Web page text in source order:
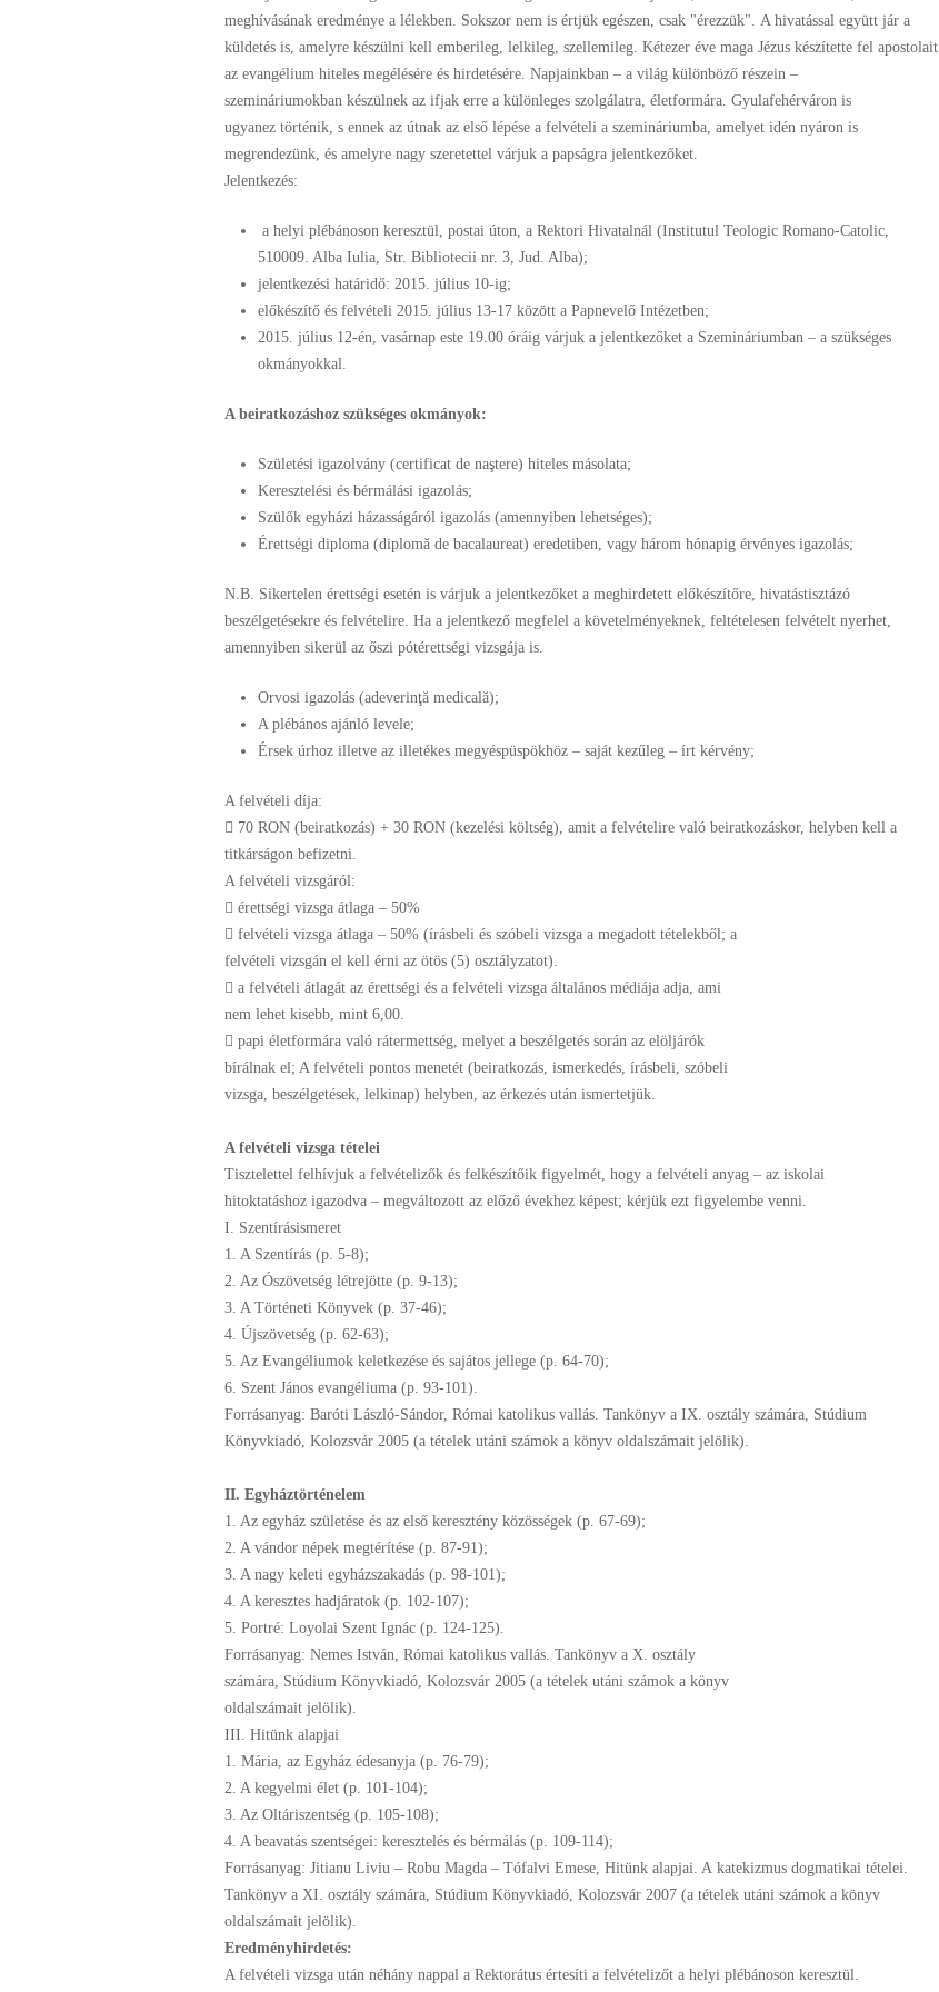
meghívásának eredménye a lélekben. Sokszor nem is értjük egészen, csak "érezzük". A hivatással együtt jár a
küldetés is, amelyre készülni kell emberileg, lelkileg, szellemileg. Kétezer éve maga Jézus készítette fel apostolait
az evangélium hiteles megélésére és hirdetésére. Napjainkban – a világ különböző részein –
szemináriumokban készülnek az ifjak erre a különleges szolgálatra, életformára. Gyulafehérváron is
ugyanez történik, s ennek az útnak az első lépése a felvételi a szemináriumba, amelyet idén nyáron is
megrendezünk, és amelyre nagy szeretettel várjuk a papságra jelentkezőket.
Jelentkezés:
a helyi plébánoson keresztül, postai úton, a Rektori Hivatalnál (Institutul Teologic Romano-Catolic,
510009. Alba Iulia, Str. Bibliotecii nr. 3, Jud. Alba);
jelentkezési határidő: 2015. július 10-ig;
előkészítő és felvételi 2015. július 13-17 között a Papnevelő Intézetben;
2015. július 12-én, vasárnap este 19.00 óráig várjuk a jelentkezőket a Szemináriumban – a szükséges
okmányokkal.
A beiratkozáshoz szükséges okmányok:
Születési igazolvány (certificat de naştere) hiteles másolata;
Keresztelési és bérmálási igazolás;
Szülők egyházi házasságáról igazolás (amennyiben lehetséges);
Érettségi diploma (diplomă de bacalaureat) eredetiben, vagy három hónapig érvényes igazolás;
N.B. Sikertelen érettségi esetén is várjuk a jelentkezőket a meghirdetett előkészítőre, hivatástisztázó
beszélgetésekre és felvételire. Ha a jelentkező megfelel a követelményeknek, feltételesen felvételt nyerhet,
amennyiben sikerül az őszi pótérettségi vizsgája is.
Orvosi igazolás (adeverinţă medicală);
A plébános ajánló levele;
Érsek úrhoz illetve az illetékes megyéspüspökhöz – saját kezűleg – írt kérvény;
A felvételi díja:
 70 RON (beiratkozás) + 30 RON (kezelési költség), amit a felvételire való beiratkozáskor, helyben kell a
titkárságon befizetni.
A felvételi vizsgáról:
 érettségi vizsga átlaga – 50%
 felvételi vizsga átlaga – 50% (írásbeli és szóbeli vizsga a megadott tételekből; a
felvételi vizsgán el kell érni az ötös (5) osztályzatot).
 a felvételi átlagát az érettségi és a felvételi vizsga általános médiája adja, ami
nem lehet kisebb, mint 6,00.
 papi életformára való rátermettség, melyet a beszélgetés során az elöljárók
bírálnak el; A felvételi pontos menetét (beiratkozás, ismerkedés, írásbeli, szóbeli
vizsga, beszélgetések, lelkinap) helyben, az érkezés után ismertetjük.
A felvételi vizsga tételei
Tisztelettel felhívjuk a felvételizők és felkészítőik figyelmét, hogy a felvételi anyag – az iskolai
hitoktatáshoz igazodva – megváltozott az előző évekhez képest; kérjük ezt figyelembe venni.
I. Szentírásismeret
1. A Szentírás (p. 5-8);
2. Az Ószövetség létrejötte (p. 9-13);
3. A Történeti Könyvek (p. 37-46);
4. Újszövetség (p. 62-63);
5. Az Evangéliumok keletkezése és sajátos jellege (p. 64-70);
6. Szent János evangéliuma (p. 93-101).
Forrásanyag: Baróti László-Sándor, Római katolikus vallás. Tankönyv a IX. osztály számára, Stúdium
Könyvkiadó, Kolozsvár 2005 (a tételek utáni számok a könyv oldalszámait jelölik).
II. Egyháztörténelem
1. Az egyház születése és az első keresztény közösségek (p. 67-69);
2. A vándor népek megtérítése (p. 87-91);
3. A nagy keleti egyházszakadás (p. 98-101);
4. A keresztes hadjáratok (p. 102-107);
5. Portré: Loyolai Szent Ignác (p. 124-125).
Forrásanyag: Nemes István, Római katolikus vallás. Tankönyv a X. osztály
számára, Stúdium Könyvkiadó, Kolozsvár 2005 (a tételek utáni számok a könyv
oldalszámait jelölik).
III. Hitünk alapjai
1. Mária, az Egyház édesanyja (p. 76-79);
2. A kegyelmi élet (p. 101-104);
3. Az Oltáriszentség (p. 105-108);
4. A beavatás szentségei: keresztelés és bérmálás (p. 109-114);
Forrásanyag: Jitianu Liviu – Robu Magda – Tófalvi Emese, Hitünk alapjai. A katekizmus dogmatikai tételei.
Tankönyv a XI. osztály számára, Stúdium Könyvkiadó, Kolozsvár 2007 (a tételek utáni számok a könyv
oldalszámait jelölik).
Eredményhirdetés:
A felvételi vizsga után néhány nappal a Rektorátus értesíti a felvételizőt a helyi plébánoson keresztül.